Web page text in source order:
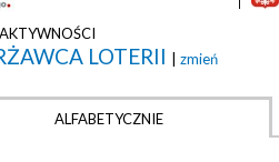
LOTERII zmień
ALFABETYCZNIE